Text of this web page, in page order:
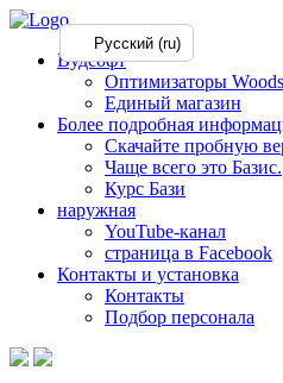
Вудсофт
Оптимизаторы
Единый магазин
Более подробная
Скачайте пробную
Чаще всего это Базис.
Курс Бази
наружная
YouTube-канал
страница в Facebook
Контакты и установка
Контакты
Подбор персонала
Русский (ru)